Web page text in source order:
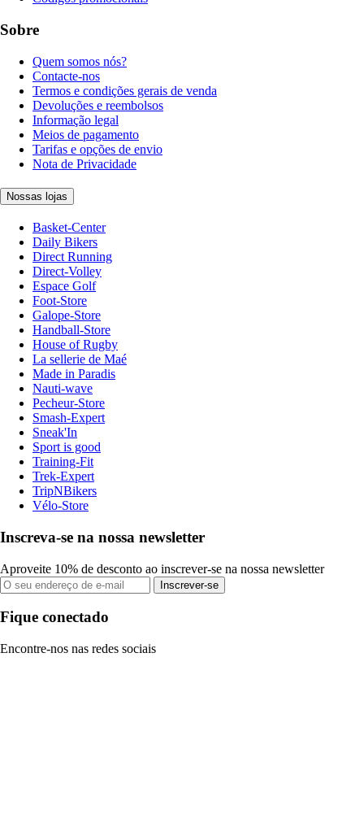
Sobre
Quem somos nós?
Contacte-nos
Termos e condições gerais de venda
Devoluções e reembolsos
Informação legal
Meios de pagamento
Tarifas e opções de envio
Nota de Privacidade
Nossas lojas
Basket-Center
Daily Bikers
Direct Running
Direct-Volley
Espace Golf
Foot-Store
Galope-Store
Handball-Store
House of Rugby
La sellerie de Maé
Made in Paradis
Nauti-wave
Pecheur-Store
Smash-Expert
Sneak'In
Sport is good
Training-Fit
Trek-Expert
TripNBikers
Vélo-Store
Inscreva-se na nossa newsletter
Aproveite 10% de desconto ao inscrever-se na nossa newsletter
Inscrever-se
Fique conectado
Encontre-nos nas redes sociais